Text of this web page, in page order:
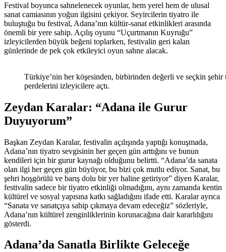
Festival boyunca sahnelenecek oyunlar, hem yerel hem de ulusal
sanat camiasının yoğun ilgisini çekiyor. Seyircilerin tiyatro ile
buluştuğu bu festival, Adana’nın kültür-sanat etkinlikleri arasında
önemli bir yere sahip. Açılış oyunu “Uçurtmanın Kuyruğu”
izleyicilerden büyük beğeni toplarken, festivalin geri kalan
günlerinde de pek çok etkileyici oyun sahne alacak.
Türkiye’nin her köşesinden, birbirinden değerli ve seçkin şehir
perdelerini izleyicilere açtı.
Zeydan Karalar: “Adana ile Gurur
Duyuyorum”
Başkan Zeydan Karalar, festivalin açılışında yaptığı konuşmada,
Adana’nın tiyatro sevgisinin her geçen gün arttığını ve bunun
kendileri için bir gurur kaynağı olduğunu belirtti. “Adana’da sanata
olan ilgi her geçen gün büyüyor, bu bizi çok mutlu ediyor. Sanat, bu
şehri hoşgörülü ve barış dolu bir yer haline getiriyor” diyen Karalar,
festivalin sadece bir tiyatro etkinliği olmadığını, aynı zamanda kentin
kültürel ve sosyal yapısına katkı sağladığını ifade etti. Karalar ayrıca
“Sanata ve sanatçıya sahip çıkmaya devam edeceğiz” sözleriyle,
Adana’nın kültürel zenginliklerinin korunacağına dair kararlılığını
gösterdi.
Adana’da Sanatla Birlikte Geleceğe